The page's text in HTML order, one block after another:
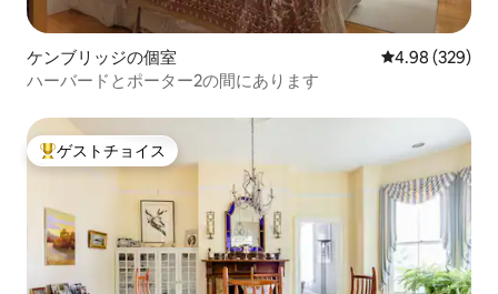
ケンブリッジの個室 レビュー329
4.98 (329)
ハーバードとポーター2の間にあります
大好評のゲストチョイスです。
ゲストチョイス